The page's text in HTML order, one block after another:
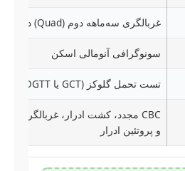
غربالگری سه‌ماهه دوم (Quad) در صورت نیاز
سونوگرافی آنومالی اسکن
تست تحمل گلوکز (GCT یا OGTT)
و پروتئین ادرار